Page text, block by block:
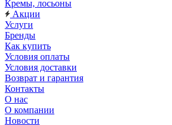
Кремы, лосьоны
Акции
Услуги
Бренды
Как купить
Условия оплаты
Условия доставки
Возврат и гарантия
Контакты
О нас
О компании
Новости